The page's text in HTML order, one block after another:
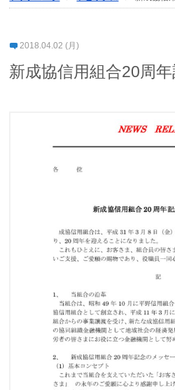
店舗のご案内
トピックス
成協友の会活動記録
採用情報
成協インターネット
成協ビジネスバンキン
でんさいネット
ローンシミュレーショ
サイトマップ
2018.04.02 (月)
新成協信用組合20周